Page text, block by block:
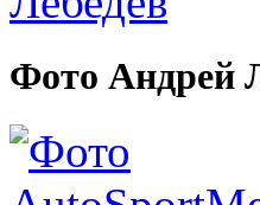
Фото Андрей